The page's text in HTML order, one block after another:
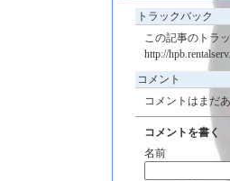
トラックバック
この記事のトラ
http://
コメント
コメントはまだ
コメントを書く
名前